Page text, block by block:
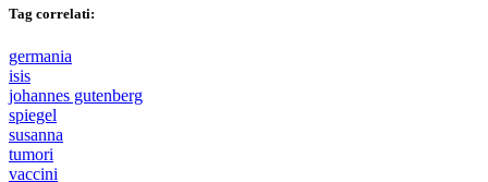
Tag correlati:
germania
isis
johannes gutenberg
spiegel
susanna
tumori
vaccini